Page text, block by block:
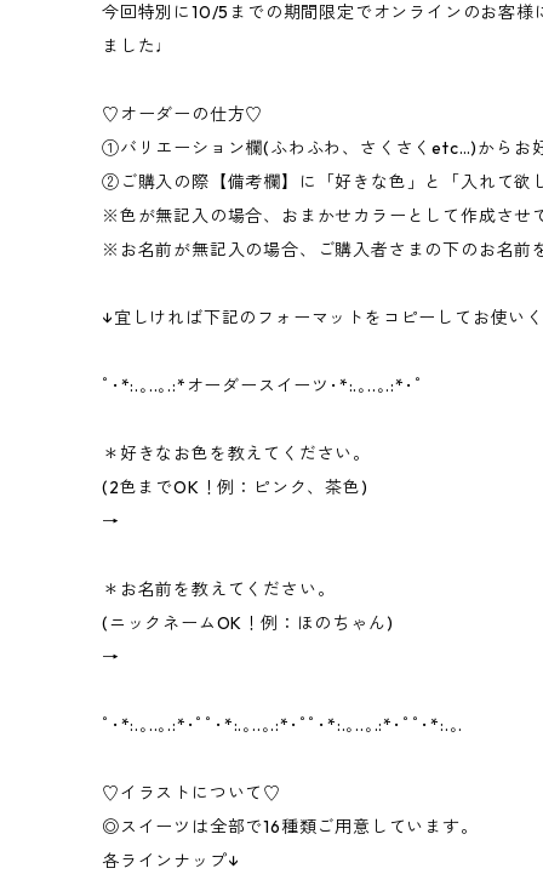
今回特別に10/5までの期間限定でオンラインのお客様
ました♩
♡オーダーの仕方♡
①バリエーション欄(ふわふわ、さくさくetc…)からお
②ご購入の際【備考欄】に「好きな色」と「入れて欲
※色が無記入の場合、おまかせカラーとして作成させ
※お名前が無記入の場合、ご購入者さまの下のお名前
↓宜しければ下記のフォーマットをコピーしてお使い
ﾟ･*:.｡..｡.:*オーダースイーツ･*:.｡..｡.:*･ﾟ
＊好きなお色を教えてください。
(2色までOK！例：ピンク、茶色)
→
＊お名前を教えてください。
(ニックネームOK！例：ほのちゃん)
→
ﾟ･*:.｡..｡.:*･ﾟﾟ･*:.｡..｡.:*･ﾟﾟ･*:.｡..｡.:*･ﾟﾟ･*:.｡.
♡イラストについて♡
◎スイーツは全部で16種類ご用意しています。
各ラインナップ↓